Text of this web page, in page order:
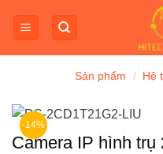
qua
Sản phẩm / Hệ
-14%
Camera IP hình trụ